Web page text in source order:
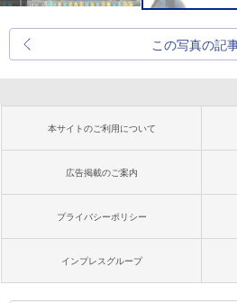
この写真の記
本サイトのご利用について
広告掲載のご案内
プライバシーポリシー
インプレスグループ